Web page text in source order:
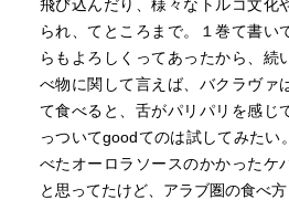
飛び込んだり、様々なトルコ文化
られ、てところまで。１巻て書い
らもよろしくってあったから、続
べ物に関して言えば、バクラヴァ
て食べると、舌がパリパリを感じ
っついてgoodてのは試してみたい
べたオーロラソースのかかったケ
と思ってたけど、アラブ圏の食べ方